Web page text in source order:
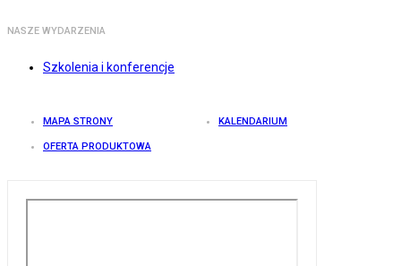
NASZE WYDARZENIA
Szkolenia i konferencje
MAPA STRONY KALENDARIUM
OFERTA PRODUKTOWA